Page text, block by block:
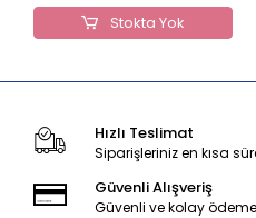
Stokta Yok
Hızlı Teslimat
Siparişleriniz en kısa
Güvenli Alışveriş
Güvenli ve kolay